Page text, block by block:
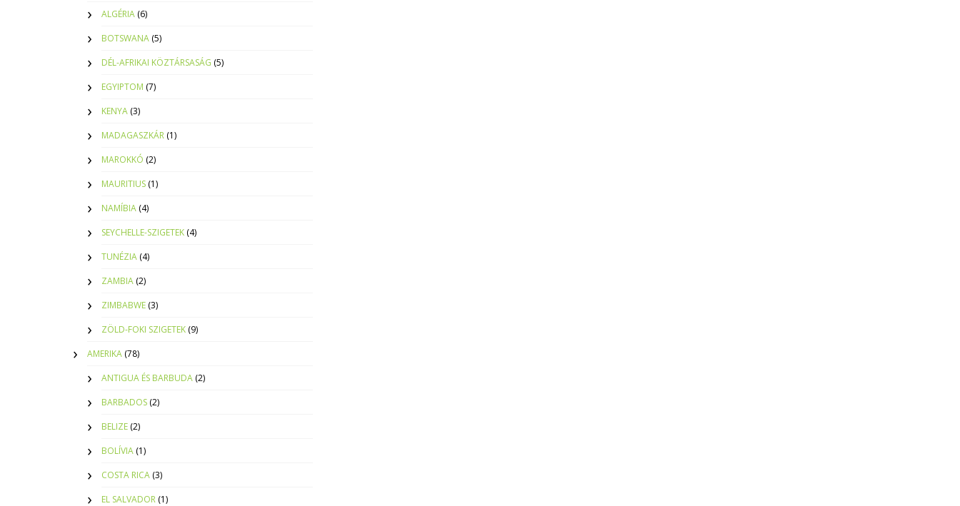
ALGÉRIA (6)
BOTSWANA (5)
DÉL-AFRIKAI KÖZTÁRSASÁG (5)
EGYIPTOM (7)
KENYA (3)
MADAGASZKÁR (1)
MAROKKÓ (2)
MAURITIUS (1)
NAMÍBIA (4)
SEYCHELLE-SZIGETEK (4)
TUNÉZIA (4)
ZAMBIA (2)
ZIMBABWE (3)
ZÖLD-FOKI SZIGETEK (9)
AMERIKA (78)
ANTIGUA ÉS BARBUDA (2)
BARBADOS (2)
BELIZE (2)
BOLÍVIA (1)
COSTA RICA (3)
EL SALVADOR (1)